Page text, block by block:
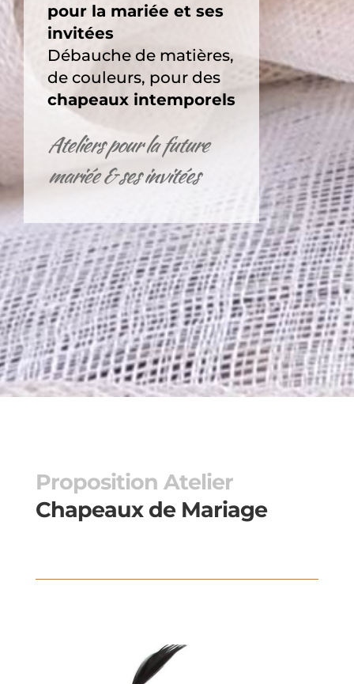
pour la mariée et ses
invitées
Débauche de matières,
de couleurs, pour des
chapeaux intemporels
Ateliers pour la future
mariée & ses invitées
Proposition Atelier
Chapeaux de Mariage